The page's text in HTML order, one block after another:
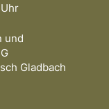
und
Gladbach